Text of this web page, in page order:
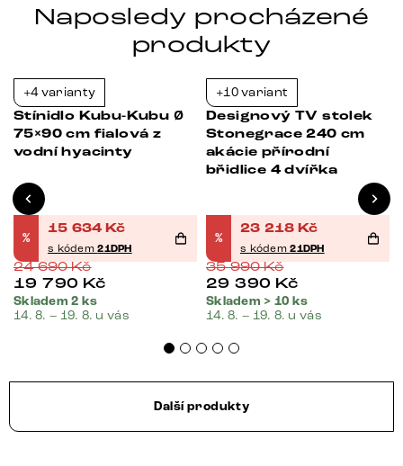
Naposledy procházené
produkty
+4 varianty
Stínidlo Kubu-Kubu Ø
75×90 cm fialová z
vodní hyacinty
%
15 634 Kč
s kódem21DPH
24 690Kč
19 790 Kč
Skladem 2 ks
14. 8. – 19. 8. u vás
+10 variant
Designový TV stolek
Stonegrace 240 cm
akácie přírodní
břidlice 4 dvířka
%
23 218 Kč
s kódem21DPH
35 990Kč
29 390 Kč
Skladem > 10 ks
14. 8. – 19. 8. u vás
Další produkty